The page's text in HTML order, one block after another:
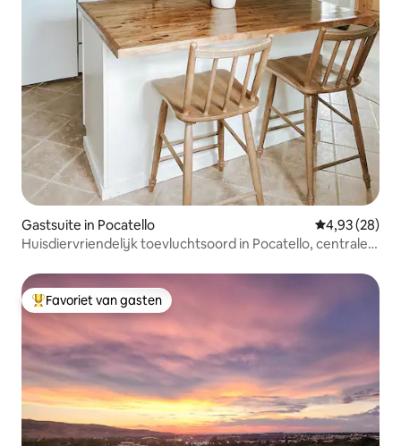
Gastsuite in Pocatello Gemiddelde
4,93 (28)
Huisdiervriendelijk toevluchtsoord in Pocatello, centrale
Topfavoriet van gasten
Favoriet van gasten